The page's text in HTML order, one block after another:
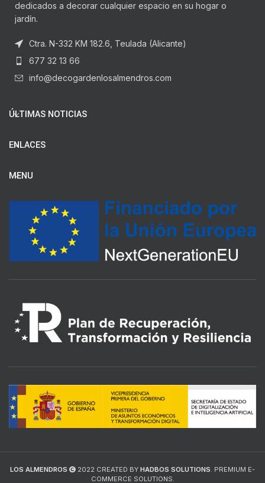
dedicados a decorar cualquier espacio en su hogar o
jardín.
Ctra. N-332 KM 182.6, Teulada (Alicante)
677 32 13 66
info@decogardenlosalmendros.com
ÚLTIMAS NOTICIAS
ENLACES
MENU
LOS ALMENDROS 2022 CREATED BY HADBOS SOLUTIONS . PREMIUM E-
COMMERCE SOLUTIONS.